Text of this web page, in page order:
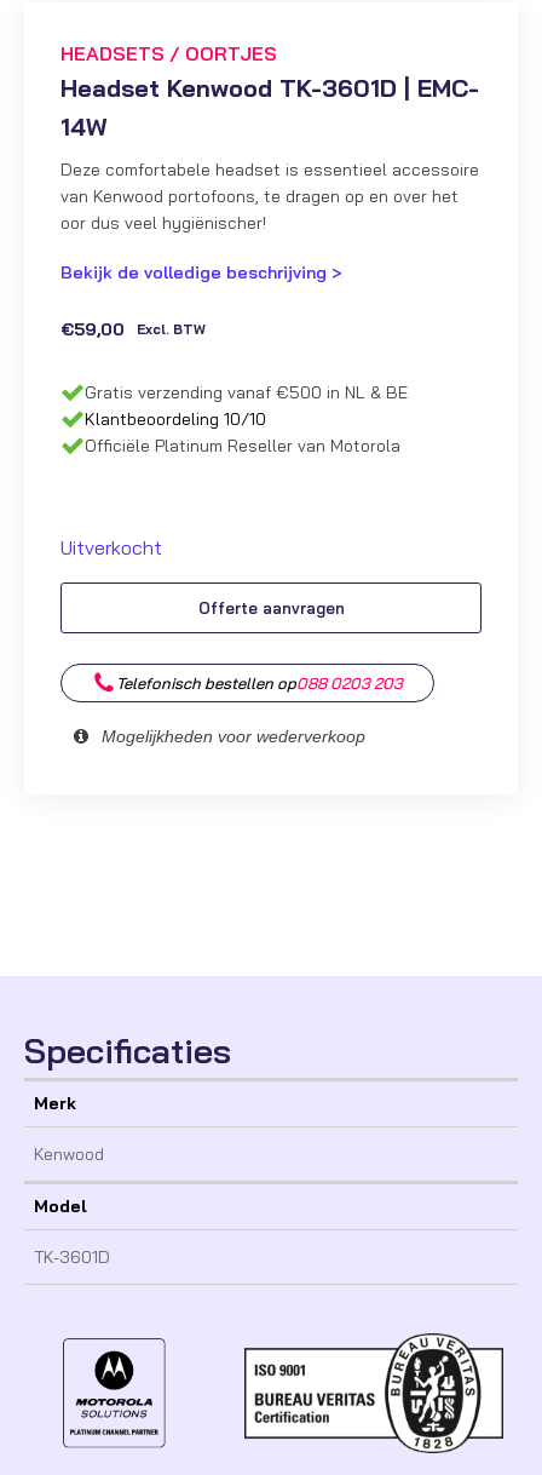
HEADSETS / OORTJES
Headset Kenwood TK-3601D | EMC-
14W
Deze comfortabele headset is essentieel accessoire
van Kenwood portofoons, te dragen op en over het
oor dus veel hygiënischer!
Bekijk de volledige beschrijving >
€59,00 Excl. BTW
Gratis verzending vanaf €500 in NL & BE
Klantbeoordeling 10/10
Officiële Platinum Reseller van Motorola
Uitverkocht
Offerte aanvragen
Telefonisch bestellen op088 0203 203
Mogelijkheden voor wederverkoop
Specificaties
Merk
Kenwood
Model
TK-3601D